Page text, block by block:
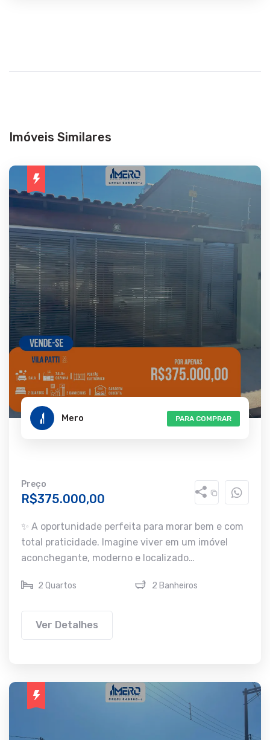
Imóveis Similares
Mero PARA COMPRAR
Preço
R$375.000,00
✨ A oportunidade perfeita para morar bem e com
total praticidade. Imagine viver em um imóvel
aconchegante, moderno e localizado…
2 Quartos 2 Banheiros
Ver Detalhes